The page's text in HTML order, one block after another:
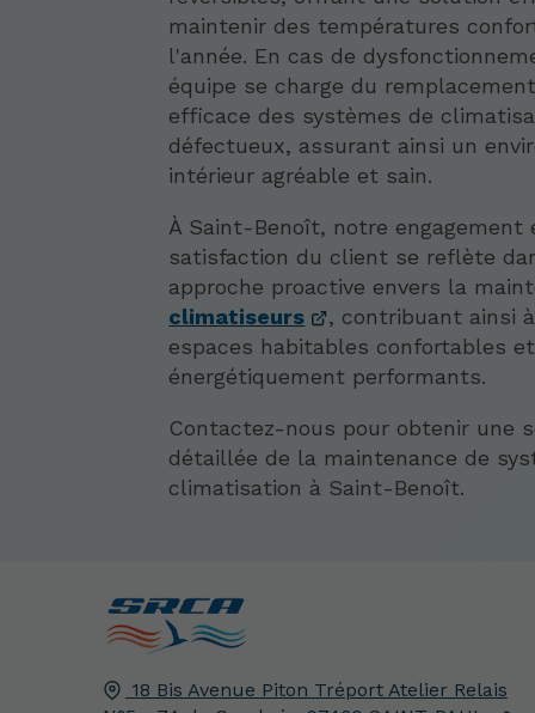
maintenir des températures
l'année. En cas de
équipe se charge du
efficace des systèmes de
défectueux, assurant ainsi un
intérieur agréable et sain.
À Saint-Benoît, notre engagement
satisfaction du client se reflète
approche proactive envers la
climatiseurs
, contribuant ainsi
espaces habitables confortables et
énergétiquement performants.
Contactez-nous pour obtenir une
détaillée de la maintenance de
climatisation à Saint-Benoît.
18 Bis Avenue Piton Tréport Atelier Relais